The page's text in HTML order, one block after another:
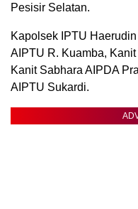
Pesisir Selatan.
Kapolsek IPTU
AIPTU R. Kuamba,
Kanit Sabhara AIPDA
AIPTU Sukardi.